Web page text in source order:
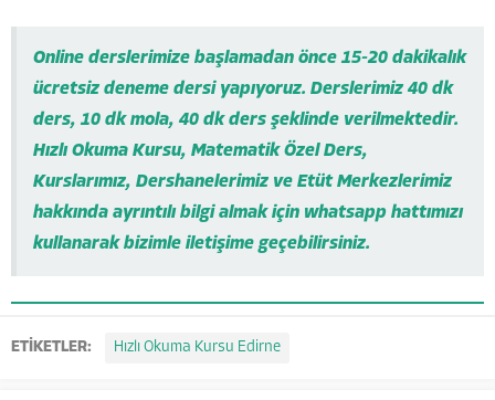
Online derslerimize başlamadan önce 15-20 dakikalık
ücretsiz deneme dersi yapıyoruz. Derslerimiz 40 dk
ders, 10 dk mola, 40 dk ders şeklinde verilmektedir.
Hızlı Okuma Kursu, Matematik Özel Ders,
Kurslarımız, Dershanelerimiz ve Etüt Merkezlerimiz
hakkında ayrıntılı bilgi almak için whatsapp hattımızı
kullanarak bizimle iletişime geçebilirsiniz.
ETİKETLER: Hızlı Okuma Kursu Edirne